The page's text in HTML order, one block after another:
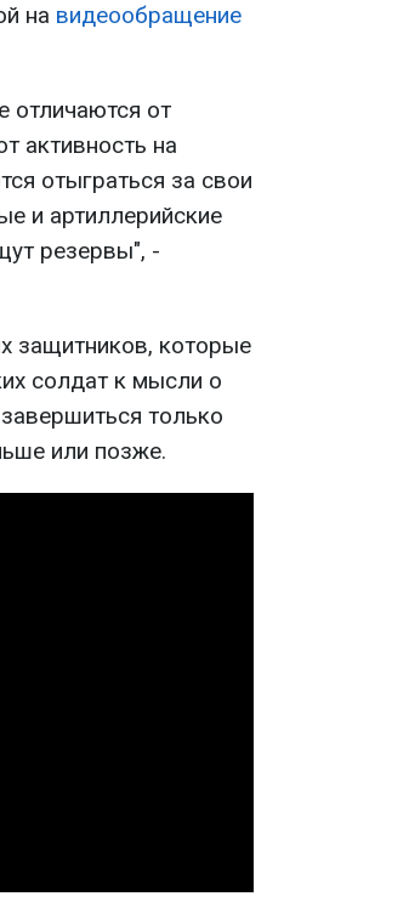
на видеообращение
отличаются от
активность на
отыграться за свои
и артиллерийские
резервы", -
защитников, которые
солдат к мысли о
только
или позже.